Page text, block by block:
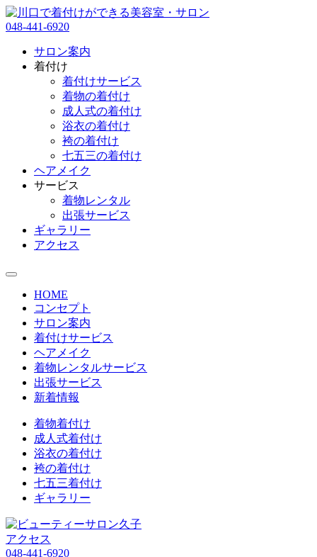
048-441-6920
サロン案内
着付け
着付けサービス
着物の着付け
成人式の着付け
浴衣の着付け
袴の着付け
七五三の着付け
ヘアメイク
サービス
着物レンタル
出張サービス
ギャラリー
アクセス
HOME
コンセプト
サロン案内
着付けサービス
ヘアメイク
着物レンタルサービス
出張サービス
新着情報
着物着付け
成人式着付け
浴衣の着付け
袴の着付け
七五三着付け
ギャラリー
アクセス
048-441-6920